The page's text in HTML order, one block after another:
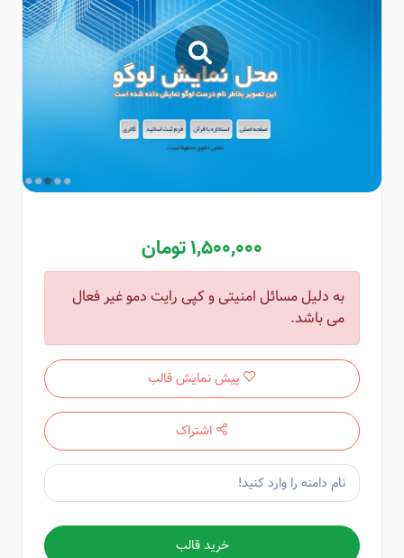
1,500,000 تومان
به دلیل مسائل امنیتی و کپی رایت دمو غیر فعال
می باشد.
پیش نمایش قالب
اشتراک
خرید قالب